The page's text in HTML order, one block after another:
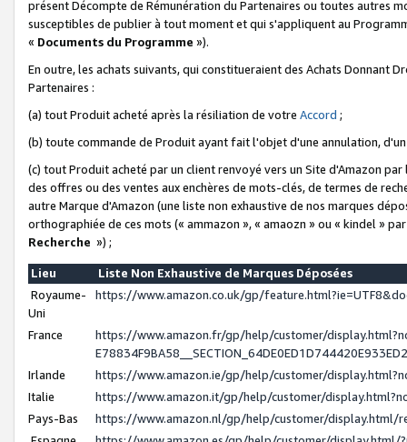
présent Décompte de Rémunération du Partenaires ou toutes autres
susceptibles de publier à tout moment et qui s'appliquent au
« Documents du Programme »).
En outre, les achats suivants, qui constitueraient des Achats Donnant
Partenaires :
(a) tout Produit acheté après la résiliation de votre Accord ;
(b) toute commande de Produit ayant fait l'objet d'une annulation,
(c) tout Produit acheté par un client renvoyé vers un Site d'Amazon
des offres ou des ventes aux enchères de mots-clés, de termes de
autre Marque d'Amazon (une liste non exhaustive de nos marques
orthographiée de ces mots (« ammazon », « amaozn » ou « kindel »
Recherche ») ;
Lieu
Liste Non Exhaustive de Marques Déposées
Royaume-
Uni
https://www.amazon.co.uk/gp/
France
https://www.amazon.fr/gp/help/customer/
Irlande
https://www.amazon.ie/gp/help/customer/
Italie
https://www.amazon.it/gp/help/customer/
Pays-Bas
https://www.amazon.nl/gp/help/customer/display.html/